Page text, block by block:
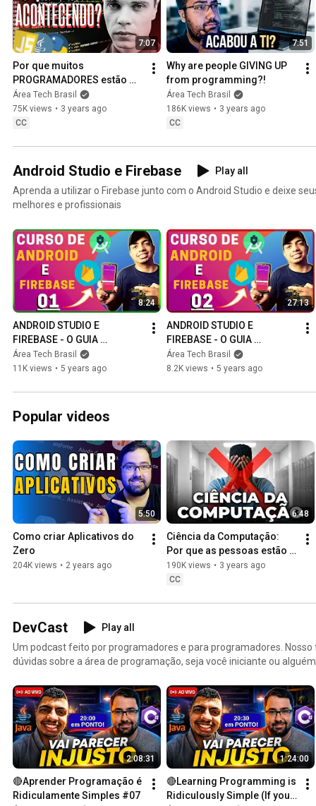
7:07
Por que muitos
PROGRAMADORES estão
desistindo?!
Área Tech Brasil
75K views • 3 years ago
CC
7:51
Why are people GIVING UP
from programming?!
Área Tech Brasil
186K views • 3 years ago
CC
Android Studio e Firebase
Play all
Aprenda a utilizar o Firebase junto com o Android Studio e deixe
melhores e profissionais
8:24
ANDROID STUDIO E
FIREBASE - O GUIA
ABSOLUTAMENTE
COMPLETO (PT1)
Área Tech Brasil
11K views • 5 years ago
27:13
ANDROID STUDIO E
FIREBASE - O GUIA
ABSOLUTAMENTE
COMPLETO (PT2)
Área Tech Brasil
8.2K views • 5 years ago
Popular videos
5:50
Como criar Aplicativos do
Zero
204K views • 2 years ago
6:48
Ciência da Computação:
Por que as pessoas estão
desistindo?
190K views • 3 years ago
CC
DevCast
Play all
Um podcast feito por programadores e para programadores. Nosso
dúvidas sobre a área de programação, seja você iniciante ou
playlist que você precisa assistir. Vamos lá?
2:08:31
🔴Aprender Programação é
Ridiculamente Simples #07
1:24:00
🔴Learning Programming is
Ridiculously Simple (If you